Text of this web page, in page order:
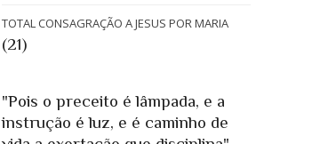
TOTAL CONSAGRAÇÃO A JESUS POR MARIA
(21)
"Pois o preceito é lâmpada, e a
instrução é luz, e é caminho de